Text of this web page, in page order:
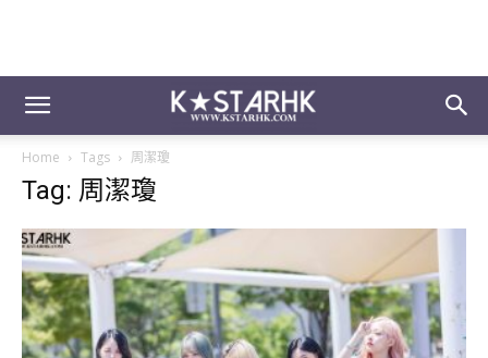
Home Tags 周潔瓊
Tag: 周潔瓊